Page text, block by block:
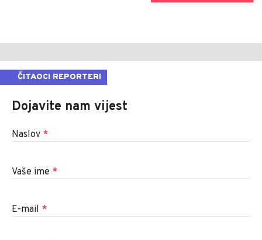
ČITAOCI REPORTERI
Dojavite nam vijest
Naslov *
Vaše ime *
E-mail *